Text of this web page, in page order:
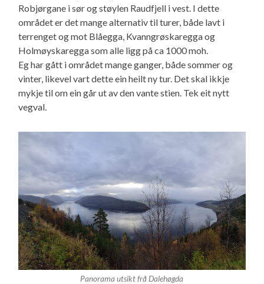
Robjørgane i sør og støylen Raudfjell i vest. I dette
området er det mange alternativ til turer, både lavt i
terrenget og mot Blåegga, Kvanngrøskaregga og
Holmøyskaregga som alle ligg på ca 1000 moh.
Eg har gått i området mange ganger, både sommer og
vinter, likevel vart dette ein heilt ny tur. Det skal ikkje
mykje til om ein går ut av den vante stien. Tek eit nytt
vegval.
Panorama utsikt frå Dalehøgda